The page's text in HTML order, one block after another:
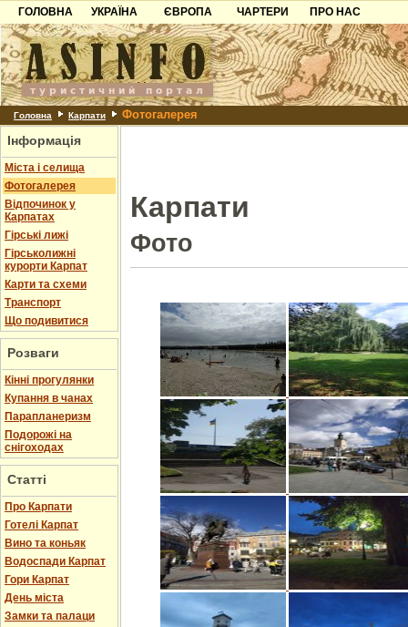
ГОЛОВНА
УКРАЇНА
Карпати
Азов
Причорноморря
Шацьк
ЄВРОПА
Чорногорія
Хорватія
Болгарія
Албанія
ЧАРТЕРИ
ПРО НАС
Контакти
Партнерам
Додати готель
Головна Карпати Фотогалерея
Інформація
Міста і селища
Фотогалерея
Відпочинок у
Карпатах
Гірські лижі
Гірськолижні
курорти Карпат
Карти та схеми
Транспорт
Що подивитися
Розваги
Кінні прогулянки
Купання в чанах
Парапланеризм
Подорожі на
снігоходах
Статті
Про Карпати
Готелі Карпат
Вино та коньяк
Водоспади Карпат
Гори Карпат
День міста
Замки та палаци
Карпати
Фото